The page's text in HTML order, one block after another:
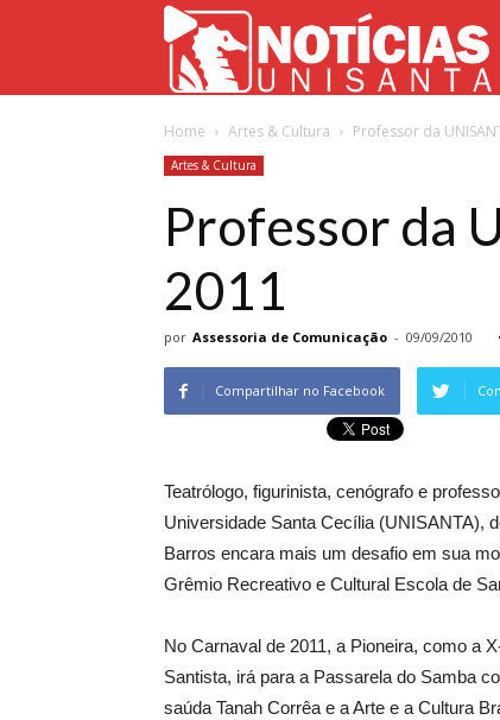
Home Artes & Cultura Professor da
Artes & Cultura
Professor da
2011
por Assessoria de Comunicação - 09/09/2010
Compartilhar no Facebook
Teatrólogo, figurinista, cenógrafo e
Universidade Santa Cecília (UNISANTA),
Barros encara mais um desafio em sua
Grêmio Recreativo e Cultural Escola de
No Carnaval de 2011, a Pioneira, como a
Santista, irá para a Passarela do Samba
saúda Tanah Corrêa e a Arte e a Cultura